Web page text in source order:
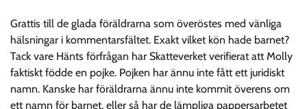
Grattis till de glada föräldrarna som överöstes med vänliga
hälsningar i kommentarsfältet. Exakt vilket kön hade barnet?
Tack vare Hänts förfrågan har Skatteverket verifierat att Molly
faktiskt födde en pojke. Pojken har ännu inte fått ett juridiskt
namn. Kanske har föräldrarna ännu inte kommit överens om
ett namn för barnet, eller så har de lämpliga pappersarbetet